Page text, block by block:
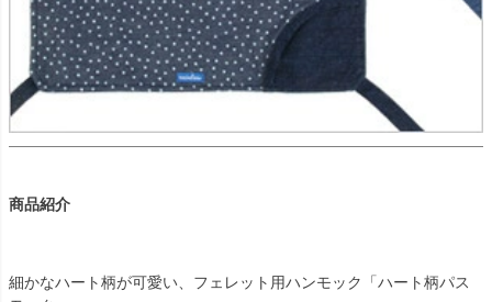
商品紹介
細かなハート柄が可愛い、フェレット用ハンモック「ハート柄パス